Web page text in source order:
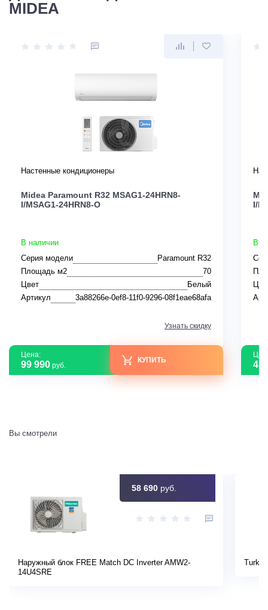
MIDEA
Настенные кондиционеры
Midea Paramount R32 MSAG1-24HRN8-
I/MSAG1-24HRN8-O
В наличии
Серия модели
Paramount R32
Площадь м2
70
Цвет
Белый
Артикул
3a88266e-0ef8-11f0-9296-08f1eae68afa
Узнать скидку
Цена:
99 990 руб.
КУПИТЬ
I/
В
45
Вы смотрели
58 690 руб.
Наружный блок FREE Match DC Inverter AMW2-
14U4SRE